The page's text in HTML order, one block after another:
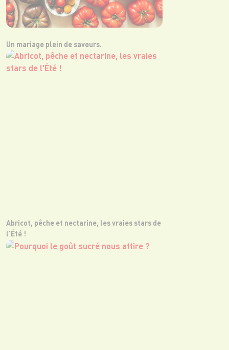
Un mariage plein de saveurs.
Abricot, pêche et nectarine, les vraies stars de
l'Été !